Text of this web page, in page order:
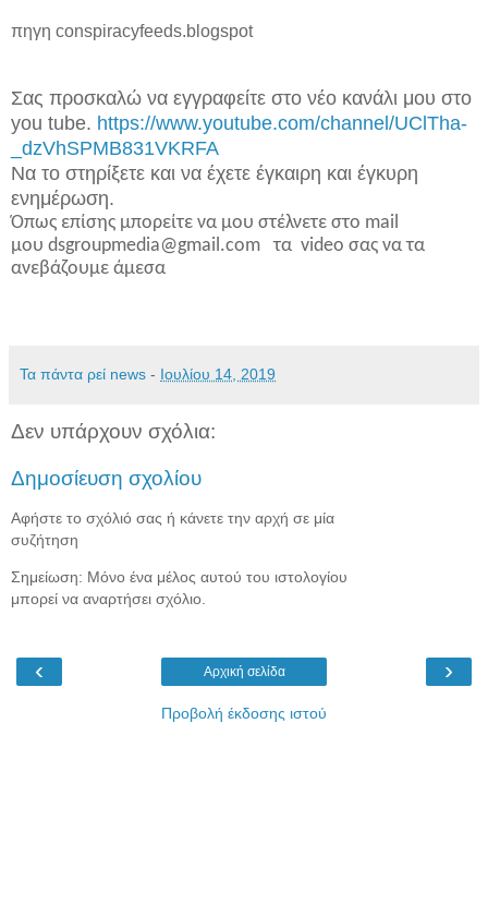
πηγη conspiracyfeeds.blogspot
Σας προσκαλώ να εγγραφείτε στο νέο κανάλι μου στο
you tube. https://www.youtube.com/channel/UClTha-
_dzVhSPMB831VKRFA
Να το στηρίξετε και να έχετε έγκαιρη και έγκυρη
ενημέρωση.
Όπως επίσης μπορείτε να μου στέλνετε στο mail
μου dsgroupmedia@gmail.com τα video σας να τα
ανεβάζουμε άμεσα
Τα πάντα ρεί news - Ιουλίου 14, 2019
Δεν υπάρχουν σχόλια:
Δημοσίευση σχολίου
Αφήστε το σχόλιό σας ή κάνετε την αρχή σε μία
συζήτηση
Σημείωση: Μόνο ένα μέλος αυτού του ιστολογίου
μπορεί να αναρτήσει σχόλιο.
‹ ›
Αρχική σελίδα
Προβολή έκδοσης ιστού